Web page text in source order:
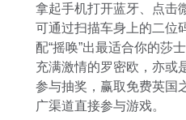
拿起手机打开蓝牙、点击
可通过扫描车身上的二位
配“摇唤”出最适合你的莎
充满激情的罗密欧，亦或
参与抽奖，赢取免费英国
广渠道直接参与游戏。